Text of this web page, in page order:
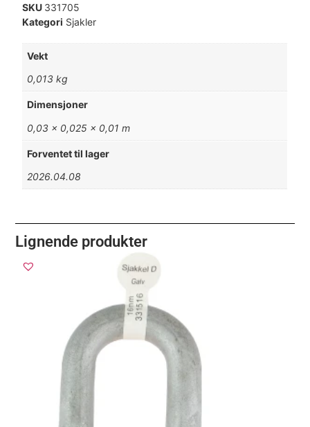
SKU 331705
Kategori Sjakler
Vekt
0,013 kg
Dimensjoner
0,03 × 0,025 × 0,01 m
Forventet til lager
2026.04.08
Lignende produkter